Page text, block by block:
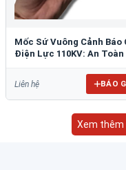
Mốc Sứ Vuông Cảnh Báo
Điện Lực 110KV: An Toàn
Liên hệ BÁO
Xem thêm